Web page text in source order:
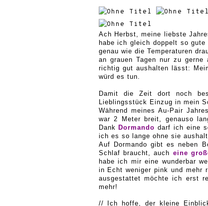
Ach Herbst, meine liebste
habe ich gleich doppelt so
genau wie die Temperaturen
an grauen Tagen nur zu
richtig gut aushalten lässt:
würd es tun.
Damit die Zeit dort noch
Lieblingsstück Einzug in mein
Während meines Au-Pair
war 2 Meter breit, genauso
DankDormando darf ich eine
ich es so lange ohne sie aush
Auf Dormando gibt es neben
Schlaf braucht, auch eine
habe ich mir eine wunderbar
in Echt weniger pink und
ausgestattet möchte ich erst
mehr!
// Ich hoffe, der kleine